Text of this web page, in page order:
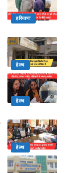
हरियाणा
हेल्थ
हेल्थ
हेल्थ